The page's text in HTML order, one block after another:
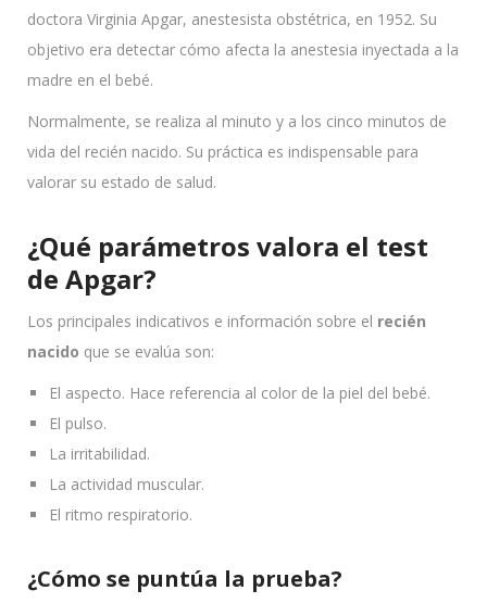
doctora Virginia Apgar, anestesista obstétrica, en 1952. Su
objetivo era detectar cómo afecta la anestesia inyectada a la
madre en el bebé.
Normalmente, se realiza al minuto y a los cinco minutos de
vida del recién nacido. Su práctica es indispensable para
valorar su estado de salud.
¿Qué parámetros valora el test
de Apgar?
Los principales indicativos e información sobre el recién
nacido que se evalúa son:
El aspecto. Hace referencia al color de la piel del bebé.
El pulso.
La irritabilidad.
La actividad muscular.
El ritmo respiratorio.
¿Cómo se puntúa la prueba?